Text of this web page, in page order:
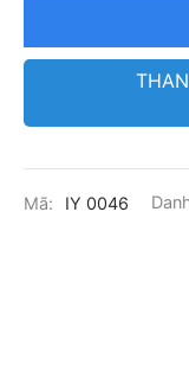
Mã: IY 0046